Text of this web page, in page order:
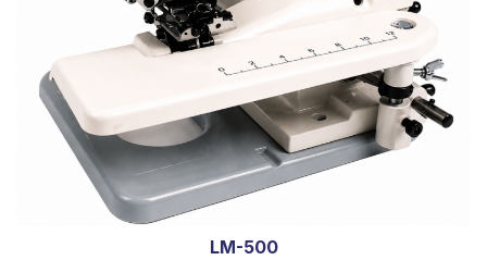
LM-500